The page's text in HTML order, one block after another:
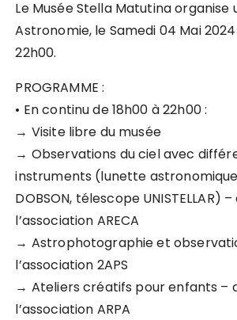
Le Musée Stella Matutina organise
Astronomie, le Samedi 04 Mai
22h00.
PROGRAMME :
• En continu de 18h00 à 22h00 :
→ Visite libre du musée
→ Observations du ciel avec
instruments (lunette
DOBSON, télescope UNISTELLAR)
l’association ARECA
→ Astrophotographie et
l’association 2APS
→ Ateliers créatifs pour enfants –
l’association ARPA